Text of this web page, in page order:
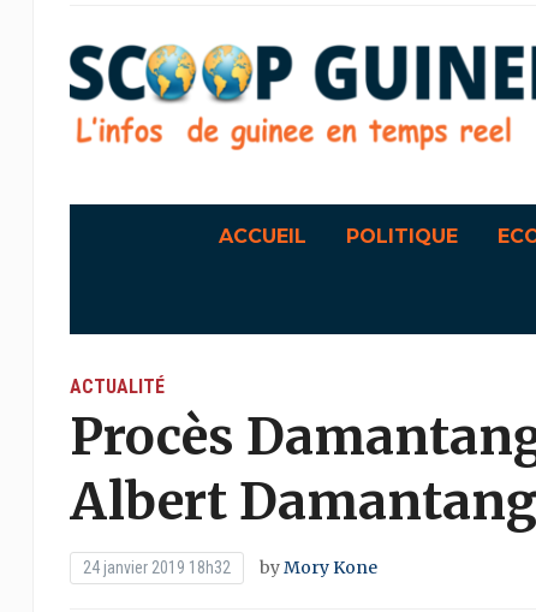
ACCUEIL POLITIQUE
ACTUALITÉ
Procès
Albert
24 janvier 2019 18h32 byMory Kone